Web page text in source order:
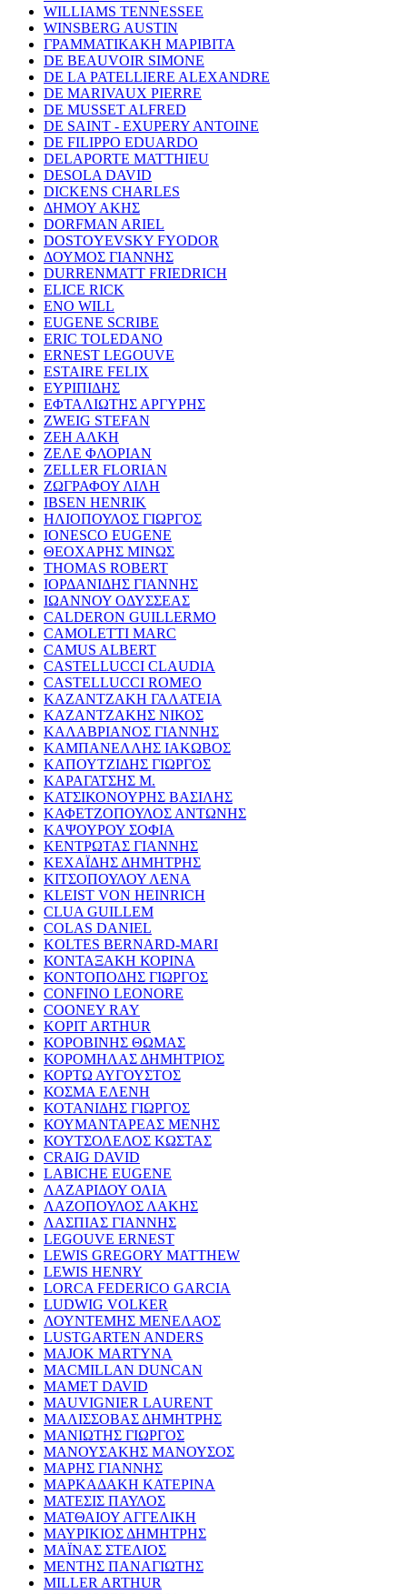
WILLIAMS TENNESSEE
WINSBERG AUSTIN
ΓΡΑΜΜΑΤΙΚΑΚΗ ΜΑΡΙΒΙΤΑ
DE BEAUVOIR SIMONE
DE LA PATELLIERE ALEXANDRE
DE MARIVAUX PIERRE
DE MUSSET ALFRED
DE SAINT - EXUPERY ANTOINE
DE FILIPPO EDUARDO
DELAPORTE MATTHIEU
DESOLA DAVID
DICKENS CHARLES
ΔΗΜΟΥ ΑΚΗΣ
DORFMAN ARIEL
DOSTOYEVSKY FYODOR
ΔΟΥΜΟΣ ΓΙΑΝΝΗΣ
DURRENMATT FRIEDRICH
ELICE RICK
ENO WILL
EUGENE SCRIBE
ERIC TOLEDANO
ERNEST LEGOUVE
ESTAIRE FELIX
ΕΥΡΙΠΙΔΗΣ
ΕΦΤΑΛΙΩΤΗΣ ΑΡΓΥΡΗΣ
ZWEIG STEFAN
ΖΕΗ ΑΛΚΗ
ΖΕΛΕ ΦΛΟΡΙΑΝ
ZELLER FLORIAN
ΖΩΓΡΑΦΟΥ ΛΙΛΗ
IBSEN HENRIK
ΗΛΙΟΠΟΥΛΟΣ ΓΙΩΡΓΟΣ
IONESCO EUGENE
ΘΕΟΧΑΡΗΣ ΜΙΝΩΣ
THOMAS ROBERT
ΙΟΡΔΑΝΙΔΗΣ ΓΙΑΝΝΗΣ
ΙΩΑΝΝΟΥ ΟΔΥΣΣΕΑΣ
CALDERON GUILLERMO
CAMOLETTI MARC
CAMUS ALBERT
CASTELLUCCI CLAUDIA
CASTELLUCCI ROMEO
ΚΑΖΑΝΤΖΑΚΗ ΓΑΛΑΤΕΙΑ
ΚΑΖΑΝΤΖΑΚΗΣ ΝΙΚΟΣ
ΚΑΛΑΒΡΙΑΝΟΣ ΓΙΑΝΝΗΣ
ΚΑΜΠΑΝΕΛΛΗΣ ΙΑΚΩΒΟΣ
ΚΑΠΟΥΤΖΙΔΗΣ ΓΙΩΡΓΟΣ
ΚΑΡΑΓΑΤΣΗΣ Μ.
ΚΑΤΣΙΚΟΝΟΥΡΗΣ ΒΑΣΙΛΗΣ
ΚΑΦΕΤΖΟΠΟΥΛΟΣ ΑΝΤΩΝΗΣ
ΚΑΨΟΥΡΟΥ ΣΟΦΙΑ
ΚΕΝΤΡΩΤΑΣ ΓΙΑΝΝΗΣ
ΚΕΧΑΪΔΗΣ ΔΗΜΗΤΡΗΣ
ΚΙΤΣΟΠΟΥΛΟΥ ΛΕΝΑ
KLEIST VON HEINRICH
CLUA GUILLEM
COLAS DANIEL
KOLTES BERNARD-MARI
ΚΟΝΤΑΞΑΚΗ ΚΟΡΙΝΑ
ΚΟΝΤΟΠΟΔΗΣ ΓΙΩΡΓΟΣ
CONFINO LEONORE
COONEY RAY
KOPIT ARTHUR
ΚΟΡΟΒΙΝΗΣ ΘΩΜΑΣ
ΚΟΡΟΜΗΛΑΣ ΔΗΜΗΤΡΙΟΣ
ΚΟΡΤΩ ΑΥΓΟΥΣΤΟΣ
ΚΟΣΜΑ ΕΛΕΝΗ
ΚΟΤΑΝΙΔΗΣ ΓΙΩΡΓΟΣ
ΚΟΥΜΑΝΤΑΡΕΑΣ ΜΕΝΗΣ
ΚΟΥΤΣΟΛΕΛΟΣ ΚΩΣΤΑΣ
CRAIG DAVID
LABICHE EUGENE
ΛΑΖΑΡΙΔΟΥ ΟΛΙΑ
ΛΑΖΟΠΟΥΛΟΣ ΛΑΚΗΣ
ΛΑΣΠΙΑΣ ΓΙΑΝΝΗΣ
LEGOUVE ERNEST
LEWIS GREGORY MATTHEW
LEWIS HENRY
LORCA FEDERICO GARCIA
LUDWIG VOLKER
ΛΟΥΝΤΕΜΗΣ ΜΕΝΕΛΑΟΣ
LUSTGARTEN ANDERS
MAJOK MARTYNA
MACMILLAN DUNCAN
MAMET DAVID
MAUVIGNIER LAURENT
ΜΑΛΙΣΣΟΒΑΣ ΔΗΜΗΤΡΗΣ
ΜΑΝΙΩΤΗΣ ΓΙΩΡΓΟΣ
ΜΑΝΟΥΣΑΚΗΣ ΜΑΝΟΥΣΟΣ
ΜΑΡΗΣ ΓΙΑΝΝΗΣ
ΜΑΡΚΑΔΑΚΗ ΚΑΤΕΡΙΝΑ
ΜΑΤΕΣΙΣ ΠΑΥΛΟΣ
ΜΑΤΘΑΙΟΥ ΑΓΓΕΛΙΚΗ
ΜΑΥΡΙΚΙΟΣ ΔΗΜΗΤΡΗΣ
ΜΑΪΝΑΣ ΣΤΕΛΙΟΣ
ΜΕΝΤΗΣ ΠΑΝΑΓΙΩΤΗΣ
MILLER ARTHUR